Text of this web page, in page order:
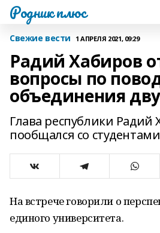
Родник плюс
Свежие вести 1 АПРЕЛЯ 2021, 09:29
Радий Хабиров
вопросы по
объединения
Глава республики Радий
пообщался со
На встрече говорили о
единого университета.